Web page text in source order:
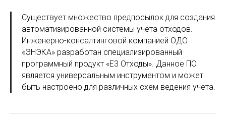
Существует множество предпосылок для создания
автоматизированной системы учета отходов.
Инженерно-консалтинговой компанией ОДО
«ЭНЭКА» разработан специализированный
программный продукт «Е3 Отходы». Данное ПО
является универсальным инструментом и может
быть настроено для различных схем ведения учета.